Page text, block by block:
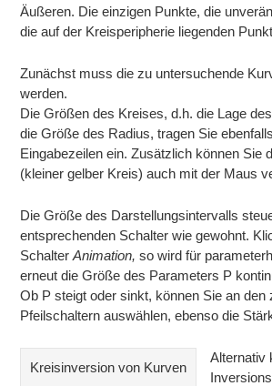
Äußeren. Die einzigen Punkte, die
die auf der Kreisperipherie liegenden
Zunächst muss die zu untersuchende
werden.
Die Größen des Kreises, d.h. die Lage
die Größe des Radius, tragen Sie
Eingabezeilen ein. Zusätzlich können Sie
(kleiner gelber Kreis) auch mit der Maus
Die Größe des Darstellungsintervalls
entsprechenden Schalter wie gewohnt.
SchalterAnimation,so wird für
erneut die Größe des Parameters P
Ob P steigt oder sinkt, können Sie an den
Pfeilschaltern auswählen, ebenso die
Kreisinversion von Kurven
Alternativ